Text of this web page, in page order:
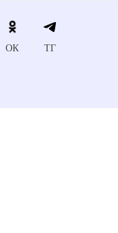
ОК ТГ